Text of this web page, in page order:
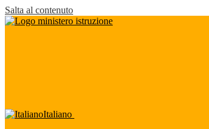
Salta al contenuto
Italiano